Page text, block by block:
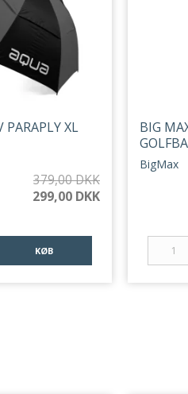
PARAPLY XL
379,00 DKK
299,00 DKK
KØB
BIG
BigMax